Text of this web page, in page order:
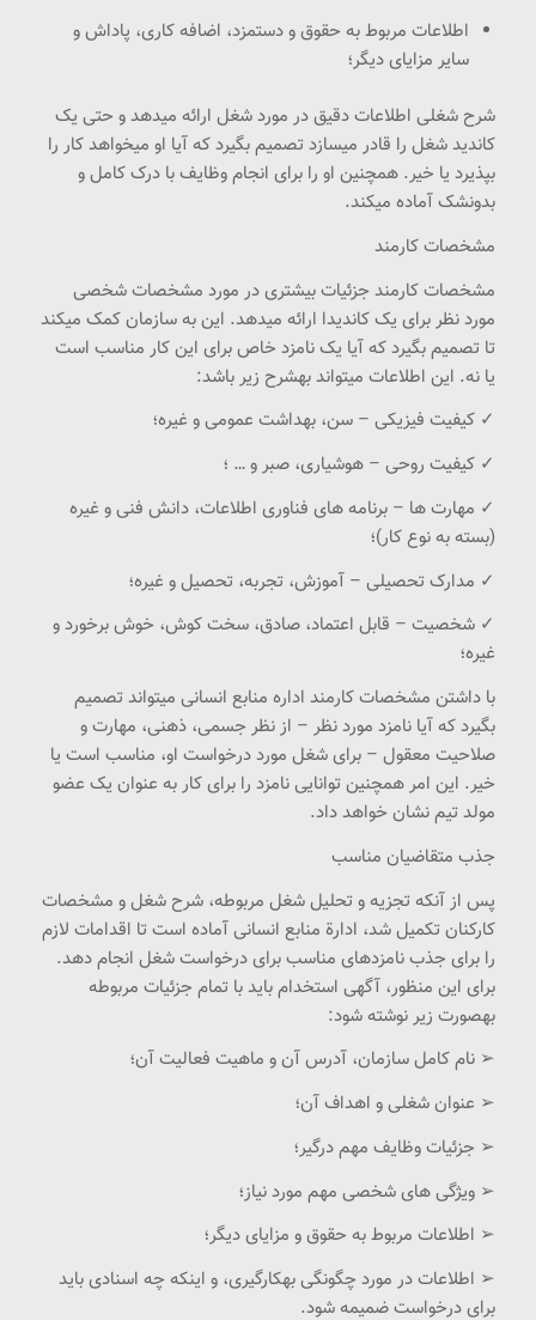
اطلاعات مربوط به حقوق و دستمزد، اضافه کاری، پاداش و
سایر مزایای دیگر؛
شرح شغلی اطلاعات دقیق در مورد شغل ارائه میدهد و حتی یک
کاندید شغل را قادر میسازد تصمیم بگیرد که آیا او میخواهد کار را
بپذیرد یا خیر. همچنین او را برای انجام وظایف با درک کامل و
بدونشک آماده میکند.
مشخصات کارمند
مشخصات کارمند جزئیات بیشتری در مورد مشخصات شخصی
مورد نظر برای یک کاندیدا ارائه میدهد. این به سازمان کمک میکند
تا تصمیم بگیرد که آیا یک نامزد خاص برای این کار مناسب است
یا نه. این اطلاعات میتواند بهشرح زیر باشد:
✓ کیفیت فیزیکی – سن، بهداشت عمومی و غیره؛
✓ کیفیت روحی – هوشیاری، صبر و … ؛
✓ مهارت ها – برنامه های فناوری اطلاعات، دانش فنی و غیره
(بسته به نوع کار)؛
✓ مدارک تحصیلی – آموزش، تجربه، تحصیل و غیره؛
✓ شخصیت – قابل اعتماد، صادق، سخت کوش، خوش برخورد و
غیره؛
با داشتن مشخصات کارمند اداره منابع انسانی میتواند تصمیم
بگیرد که آیا نامزد مورد نظر – از نظر جسمی، ذهنی، مهارت و
صلاحیت معقول – برای شغل مورد درخواست او، مناسب است یا
خیر. این امر همچنین توانایی نامزد را برای کار به عنوان یک عضو
مولد تیم نشان خواهد داد.
جذب متقاضیان مناسب
پس از آنکه تجزیه و تحلیل شغل مربوطه، شرح شغل و مشخصات
کارکنان تکمیل شد، ادارة منابع انسانی آماده است تا اقدامات لازم
را برای جذب نامزدهای مناسب برای درخواست شغل انجام دهد.
برای این منظور، آگهی استخدام باید با تمام جزئیات مربوطه
بهصورت زیر نوشته شود:
➢ نام کامل سازمان، آدرس آن و ماهیت فعالیت آن؛
➢ عنوان شغلی و اهداف آن؛
➢ جزئیات وظایف مهم درگیر؛
➢ ویژگی های شخصی مهم مورد نیاز؛
➢ اطلاعات مربوط به حقوق و مزایای دیگر؛
➢ اطلاعات در مورد چگونگی بهکارگیری، و اینکه چه اسنادی باید
برای درخواست ضمیمه شود.